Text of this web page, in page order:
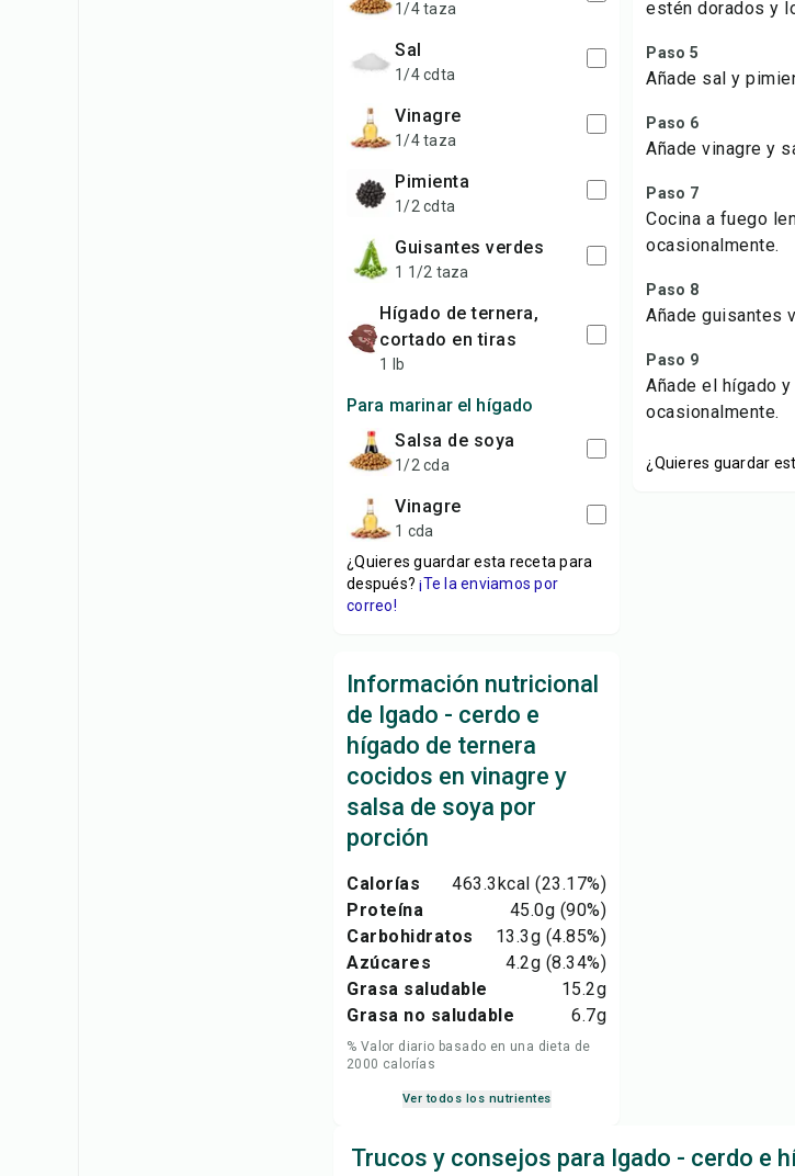
1/4 taza
sal
1/4 cdta
vinagre
1/4 taza
pimienta
1/2 cdta
guisantes verdes
1 1/2 taza
hígado de ternera,
cortado en tiras
1 lb
Para marinar el hígado
salsa de soya
1/2 cda
vinagre
1 cda
¿Quieres guardar esta receta para
después? ¡Te la enviamos por
correo!
Información nutricional
de Igado - cerdo e
hígado de ternera
cocidos en vinagre y
salsa de soya por
porción
Calorías 463.3kcal (23.17%)
Proteína
45.0g (90%)
Carbohidratos
13.3g (4.85%)
Azúcares
4.2g (8.34%)
Grasa saludable
15.2g
Grasa no saludable
6.7g
% Valor diario basado en una dieta de
2000 calorías
Ver todos los nutrientes
estén dorados y
Paso 5
Añade sal y
Paso 6
Añade vinagre y
Paso 7
Cocina a fuego
ocasionalmente.
Paso 8
Añade guisantes
Paso 9
Añade el hígado
ocasionalmente.
¿Quieres guardar
Trucos y consejos para Igado - cerdo e